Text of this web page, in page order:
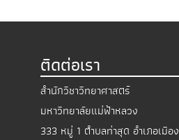
ติดต่อเรา
สำนักวิชาวิทยาศาสตร์
มหาวิทยาลัยแม่ฟ้าหลวง
333 หมู่ 1 ตำบลท่าสุด อำเภอเมือง